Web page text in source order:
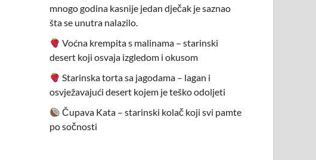
mnogo godina kasnije jedan dječak je saznao
šta se unutra nalazilo.
Voćna krempita s malinama – starinski
desert koji osvaja izgledom i okusom
Starinska torta sa jagodama – lagan i
osvježavajući desert kojem je teško odoljeti
Čupava Kata – starinski kolač koji svi pamte
po sočnosti